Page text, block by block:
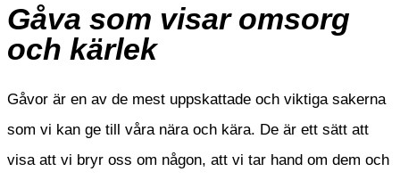
Gåva som visar omsorg
och kärlek
Gåvor är en av de mest uppskattade och viktiga sakerna
som vi kan ge till våra nära och kära. De är ett sätt att
visa att vi bryr oss om någon, att vi tar hand om dem och